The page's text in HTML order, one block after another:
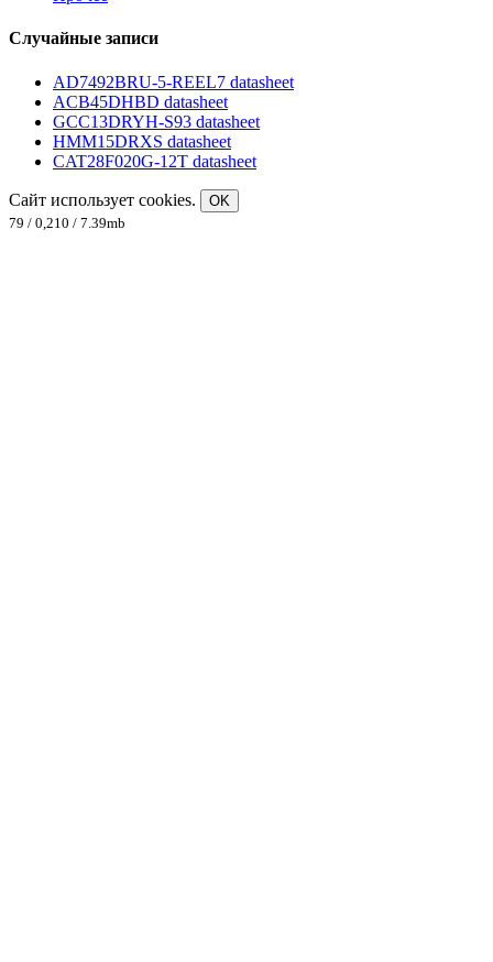
Случайные записи
AD7492BRU-5-REEL7 datasheet
ACB45DHBD datasheet
GCC13DRYH-S93 datasheet
HMM15DRXS datasheet
CAT28F020G-12T datasheet
Сайт использует cookies.
OK
79 / 0,210 / 7.39mb